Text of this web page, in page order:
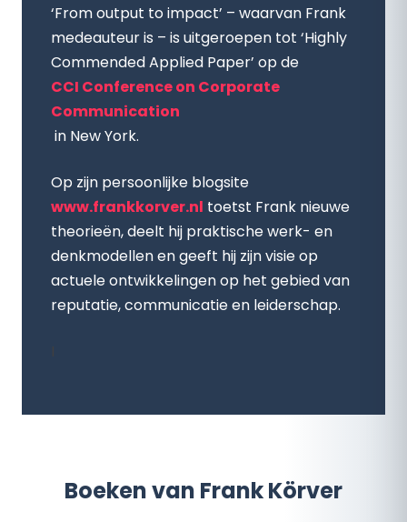
‘From output to impact’ – waarvan Frank
medeauteur is – is uitgeroepen tot ‘Highly
Commended Applied Paper’ op de
CCI Conference on Corporate
Communication
in New York.
Op zijn persoonlijke blogsite
www.frankkorver.nl toetst Frank nieuwe
theorieën, deelt hij praktische werk- en
denkmodellen en geeft hij zijn visie op
actuele ontwikkelingen op het gebied van
reputatie, communicatie en leiderschap.
Boeken van Frank Körver